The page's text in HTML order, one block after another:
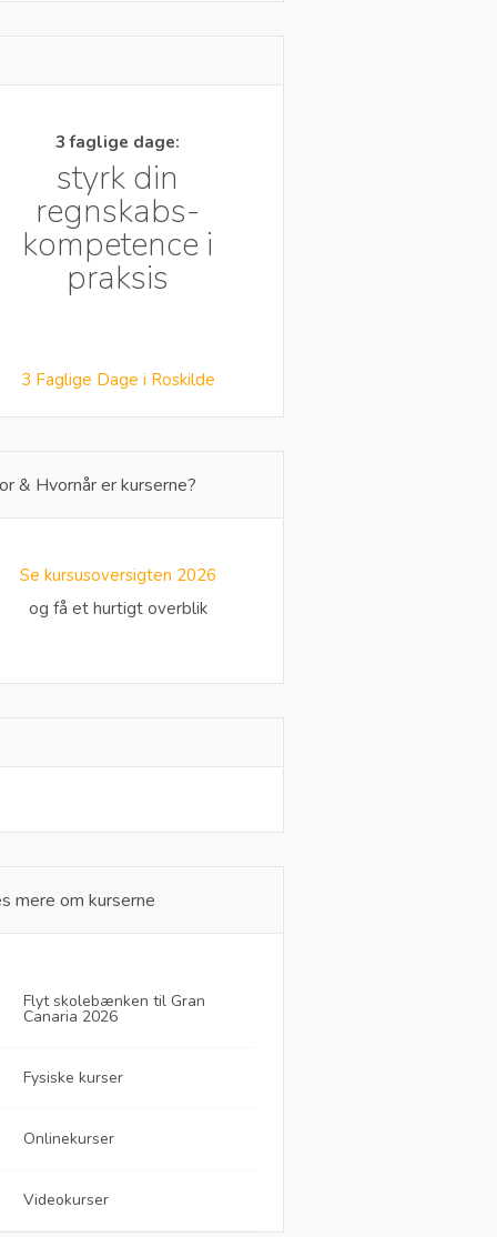
3 faglige dage:
styrk din
regnskabs-
kompetence i
praksis
3 Faglige Dage i Roskilde
& Hvornår er kurserne?
Se kursusoversigten 2026
og få et hurtigt overblik
mere om kurserne
Flyt skolebænken til Gran
Canaria 2026
Fysiske kurser
Onlinekurser
Videokurser